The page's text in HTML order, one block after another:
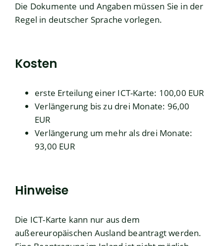
Die Dokumente und Angaben müssen Sie in der
Regel in deutscher Sprache vorlegen.
Kosten
erste Erteilung einer ICT-Karte: 100,00 EUR
Verlängerung bis zu drei Monate: 96,00
EUR
Verlängerung um mehr als drei Monate:
93,00 EUR
Hinweise
Die ICT-Karte kann nur aus dem
außereuropäischen Ausland beantragt werden.